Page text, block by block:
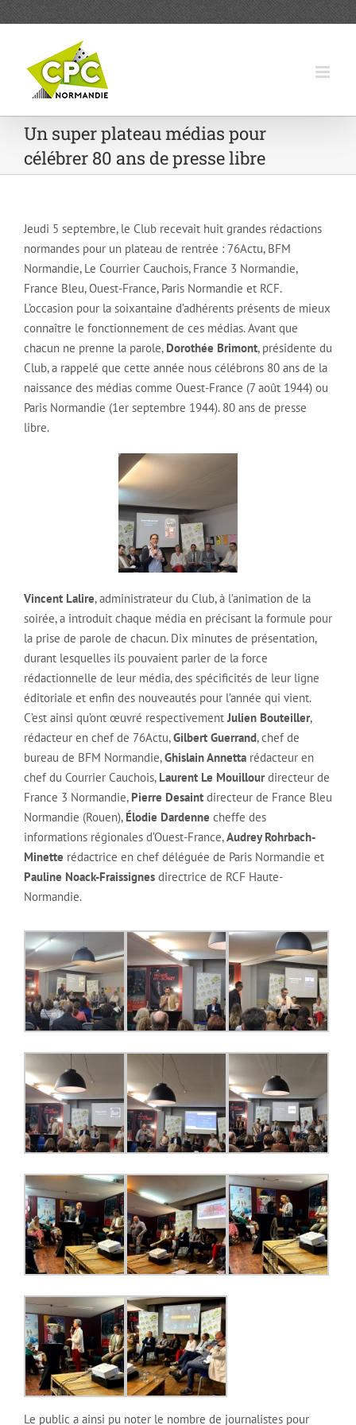
Un super plateau médias pour
célébrer 80 ans de presse libre
Jeudi 5 septembre, le Club recevait huit grandes rédactions
normandes pour un plateau de rentrée : 76Actu, BFM
Normandie, Le Courrier Cauchois, France 3 Normandie,
France Bleu, Ouest-France, Paris Normandie et RCF.
L’occasion pour la soixantaine d’adhérents présents de mieux
connaître le fonctionnement de ces médias. Avant que
chacun ne prenne la parole, Dorothée Brimont, présidente du
Club, a rappelé que cette année nous célébrons 80 ans de la
naissance des médias comme Ouest-France (7 août 1944) ou
Paris Normandie (1er septembre 1944). 80 ans de presse
libre.
Vincent Lalire, administrateur du Club, à l’animation de la
soirée, a introduit chaque média en précisant la formule pour
la prise de parole de chacun. Dix minutes de présentation,
durant lesquelles ils pouvaient parler de la force
rédactionnelle de leur média, des spécificités de leur ligne
éditoriale et enfin des nouveautés pour l’année qui vient.
C’est ainsi qu’ont œuvré respectivementJulien Bouteiller,
rédacteur en chef de 76Actu,Gilbert Guerrand, chef de
bureau de BFM Normandie,Ghislain Annetta rédacteur en
chef du Courrier Cauchois, Laurent Le Mouillourdirecteur de
France 3 Normandie, Pierre Desaint directeur de France Bleu
Normandie (Rouen), Élodie Dardenne cheffe des
informations régionales d’Ouest-France,Audrey Rohrbach-
Minette rédactrice en chef déléguée de Paris Normandie et
Pauline Noack-Fraissignes directrice de RCF Haute-
Normandie.
Le public a ainsi pu noter le nombre de journalistes pour